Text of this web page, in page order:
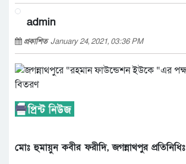
admin
প্রকাশিতJanuary 24, 2021, 03:36 PM
মোঃ হুমায়ুন কবীর ফরীদি, জগন্নাথপুর প্রতিনিধিঃ